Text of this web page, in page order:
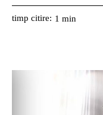
timp citire: 1 min